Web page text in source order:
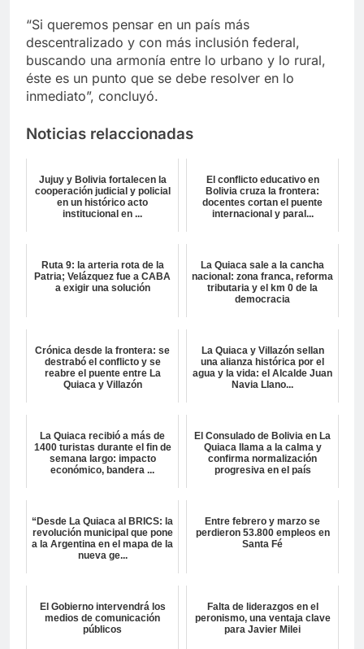
“Si queremos pensar en un país más
descentralizado y con más inclusión federal,
buscando una armonía entre lo urbano y lo rural,
éste es un punto que se debe resolver en lo
inmediato”, concluyó.
Noticias relaccionadas
Jujuy y Bolivia fortalecen la
cooperación judicial y policial
en un histórico acto
institucional en ...
El conflicto educativo en
Bolivia cruza la frontera:
docentes cortan el puente
internacional y paral...
Ruta 9: la arteria rota de la
Patria; Velázquez fue a CABA
a exigir una solución
La Quiaca sale a la cancha
nacional: zona franca, reforma
tributaria y el km 0 de la
democracia
Crónica desde la frontera: se
destrabó el conflicto y se
reabre el puente entre La
Quiaca y Villazón
La Quiaca y Villazón sellan
una alianza histórica por el
agua y la vida: el Alcalde Juan
Navia Llano...
La Quiaca recibió a más de
1400 turistas durante el fin de
semana largo: impacto
económico, bandera ...
El Consulado de Bolivia en La
Quiaca llama a la calma y
confirma normalización
progresiva en el país
“Desde La Quiaca al BRICS: la
revolución municipal que pone
a la Argentina en el mapa de la
nueva ge...
Entre febrero y marzo se
perdieron 53.800 empleos en
Santa Fé
El Gobierno intervendrá los
medios de comunicación
públicos
Falta de liderazgos en el
peronismo, una ventaja clave
para Javier Milei